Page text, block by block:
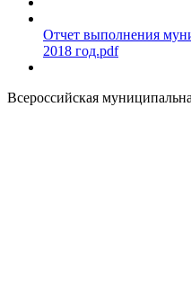
Отчет выполнения
2018 год.pdf
Всероссийская